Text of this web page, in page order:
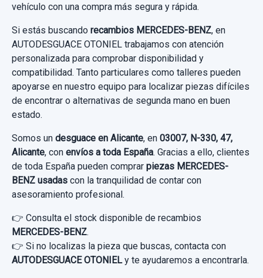
Sin IVA, gastos de envío no incluidos.
Consultar por whatsapp
Sin IVA, gastos de envío no incluidos.
Consultar por whatsapp
vehículo con una compra más segura y rápida.
Si estás buscando recambios MERCEDES-BENZ, en
AUTODESGUACE OTONIEL trabajamos con atención
personalizada para comprobar disponibilidad y
compatibilidad. Tanto particulares como talleres pueden
apoyarse en nuestro equipo para localizar piezas difíciles
de encontrar o alternativas de segunda mano en buen
estado.
Somos un desguace en Alicante, en 03007, N-330, 47,
Alicante, con envíos a toda España. Gracias a ello, clientes
de toda España pueden comprar piezas MERCEDES-
BENZ usadas con la tranquilidad de contar con
asesoramiento profesional.
👉 Consulta el stock disponible de recambios
MERCEDES-BENZ.
👉 Si no localizas la pieza que buscas, contacta con
AUTODESGUACE OTONIELy te ayudaremos a encontrarla.